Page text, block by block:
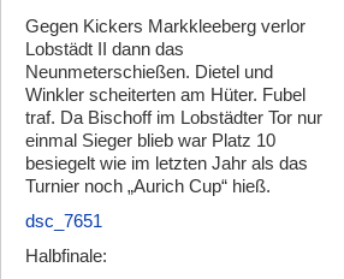
Gegen Kickers Markkleeberg verlor
Lobstädt II dann das
Neunmeterschießen. Dietel und
Winkler scheiterten am Hüter. Fubel
traf. Da Bischoff im Lobstädter Tor nur
einmal Sieger blieb war Platz 10
besiegelt wie im letzten Jahr als das
Turnier noch „Aurich Cup“ hieß.
dsc_7651
Halbfinale: